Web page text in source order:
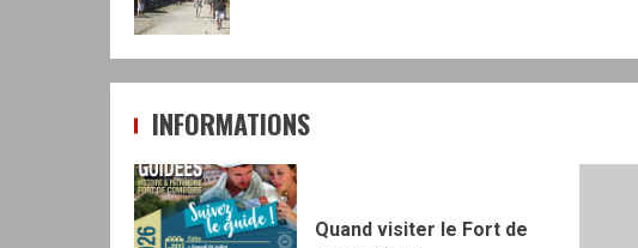
INFORMATIONS
Quand visiter le Fort de